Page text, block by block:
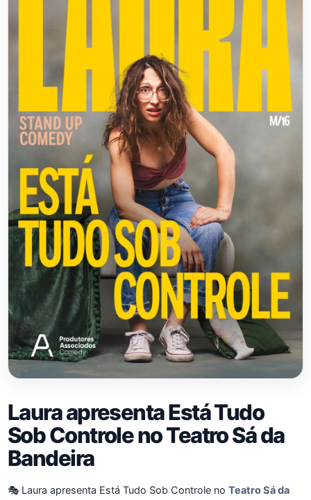
Laura apresenta Está Tudo
Sob Controle no Teatro Sá da
Bandeira
🎭 Laura apresenta Está Tudo Sob Controle no Teatro Sá da